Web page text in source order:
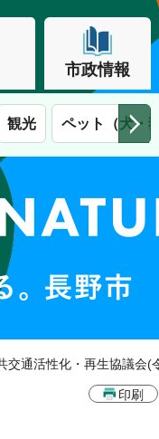
市政情報
観光 ペット（犬・猫
交通活性化・再生協議会(
印刷